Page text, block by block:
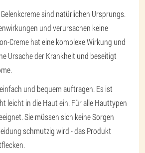
sind natürlichen Ursprungs.
und verursachen keine
Creme hat eine komplexe Wirkung und
Ursache der Krankheit und beseitigt
und bequem auftragen. Es ist
leicht in die Haut ein. Für alle Hauttypen
Sie müssen sich keine Sorgen
schmutzig wird - das Produkt